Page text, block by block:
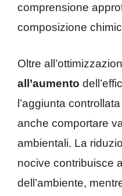
comprensione
composizione
Oltre
all’aumento
l’aggiunta
anche comportare
ambientali. La
nocive contribuisce
dell’ambiente,